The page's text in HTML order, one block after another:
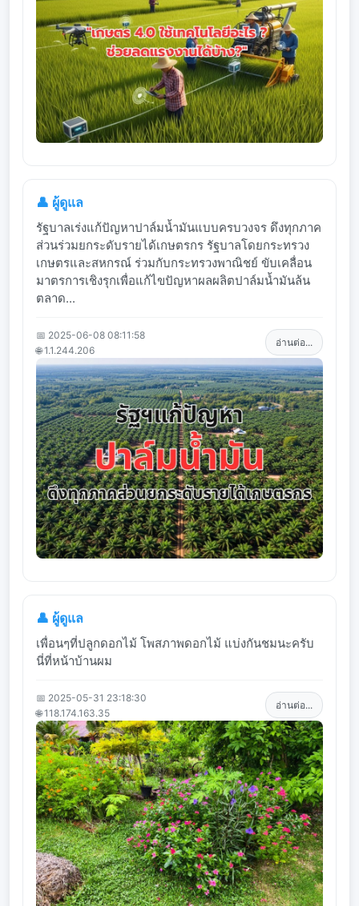
👤 ผู้ดูแล
รัฐบาลเร่งแก้ปัญหาปาล์มน้ำมันแบบครบวงจร ดึงทุกภาค
ส่วนร่วมยกระดับรายได้เกษตรกร รัฐบาลโดยกระทรวง
เกษตรและสหกรณ์ ร่วมกับกระทรวงพาณิชย์ ขับเคลื่อน
มาตรการเชิงรุกเพื่อแก้ไขปัญหาผลผลิตปาล์มน้ำมันล้น
ตลาด...
📅 2025-06-08 08:11:58
🌐 1.1.244.206
อ่านต่อ...
👤 ผู้ดูแล
เพื่อนๆที่ปลูกดอกไม้ โพสภาพดอกไม้ แบ่งกันชมนะครับ
นี่ที่หน้าบ้านผม
📅 2025-05-31 23:18:30
🌐 118.174.163.35
อ่านต่อ...